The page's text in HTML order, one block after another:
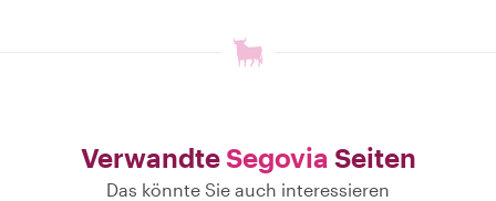
VerwandteSegovia Seiten
Das könnte Sie auch interessieren